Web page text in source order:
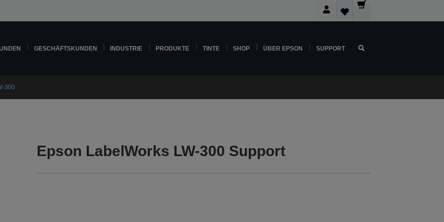
GESCHÄFTSKUNDEN INDUSTRIE PRODUKTE TINTE SHOP ÜBER EPSON SUPPORT
300
Epson LabelWorks LW-300 Support